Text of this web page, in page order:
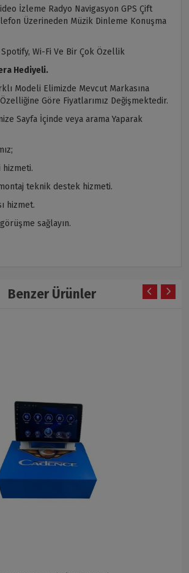
İzleme Radyo Navigasyon GPS Çift
Üzerineden Müzik Dinleme Konuşma
Wi-Fi Ve Bir Çok Özellik
Hediyeli.
Modeli Elimizde Mevcut Markasına
Göre Fiyatlarımız Değişmektedir.
Sayfa İçinde veya arama Yaparak
hizmeti.
teknik destek hizmeti.
hizmet.
sağlayın.
Benzer Ürünler